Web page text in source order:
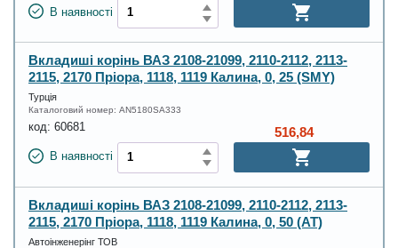
В наявності
Вкладиші корінь ВАЗ 2108-21099, 2110-2112, 2113-
2115, 2170 Пріора, 1118, 1119 Калина, 0, 25 (SMY)
Турція
Каталоговий номер: AN5180SA333
код: 60681
В наявності
516,84
Вкладиші корінь ВАЗ 2108-21099, 2110-2112, 2113-
2115, 2170 Пріора, 1118, 1119 Калина, 0, 50 (AT)
Автоінженерінг ТОВ